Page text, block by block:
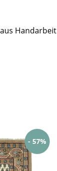
Handarbeit
- 57%